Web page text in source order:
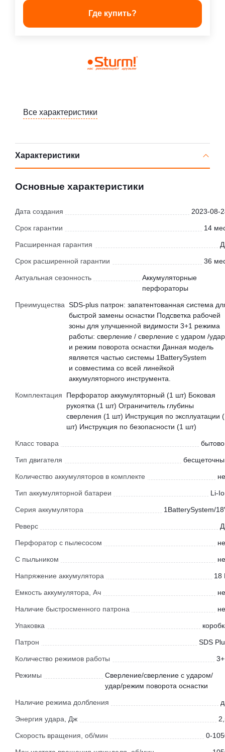
Где купить?
Все характеристики
Характеристики
Основные характеристики
Дата создания 2023-08-
Срок гарантии 14
Расширенная гарантия
Срок расширенной гарантии 36
Актуальная сезонность
Аккумуляторные
перфораторы
Преимущества SDS-plus патрон: запатентованная система
быстрой замены оснастки Подсветка рабочей
зоны для улучшенной видимости 3+1 режима
работы: сверление / сверление с ударом /удар
и режим поворота оснастки Данная модель
является частью системы 1BatterySystem
и совместима со всей линейкой
аккумуляторного инструмента.
Комплектация
Перфоратор аккумуляторный (1 шт) Боковая
рукоятка (1 шт) Ограничитель глубины
сверления (1 шт) Инструкция по эксплуатации
шт) Инструкция по безопасности (1 шт)
Класс товара
Тип двигателя
Количество аккумуляторов в комплекте
Тип аккумуляторной батареи Li-
Серия аккумулятора 1BatterySystem/
Реверс
Перфоратор с пылесосом
С пыльником
Напряжение аккумулятора 18
Емкость аккумулятора, Ач
Наличие быстросменного патрона
Упаковка
Патрон SDS
Количество режимов работы
Режимы
Сверление/сверление с ударом/
удар/режим поворота оснастки
Наличие режима долбления
Энергия удара, Дж
Скорость вращения, об/мин 0-